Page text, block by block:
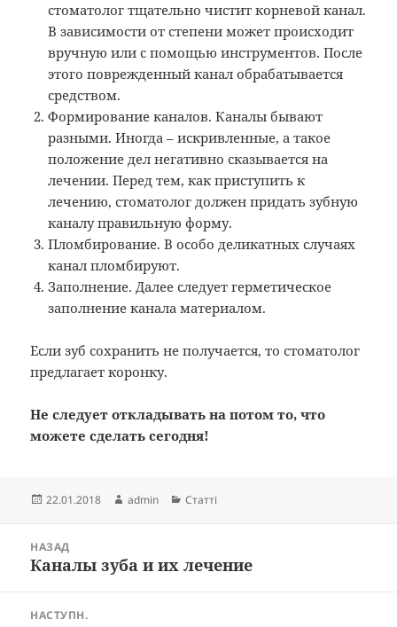
стоматолог тщательно чистит корневой канал.
В зависимости от степени может происходит
вручную или с помощью инструментов. После
этого поврежденный канал обрабатывается
средством.
Формирование каналов. Каналы бывают
разными. Иногда – искривленные, а такое
положение дел негативно сказывается на
лечении. Перед тем, как приступить к
лечению, стоматолог должен придать зубную
каналу правильную форму.
Пломбирование. В особо деликатных случаях
канал пломбируют.
Заполнение. Далее следует герметическое
заполнение канала материалом.
Если зуб сохранить не получается, то стоматолог
предлагает коронку.
Не следует откладывать на потом то, что
можете сделать сегодня!
Опубліковано
22.01.2018 Автор
admin Категорії
Статті
записівНАЗАД
Попередній
Каналы зуба и их лечение
НАСТУПН.